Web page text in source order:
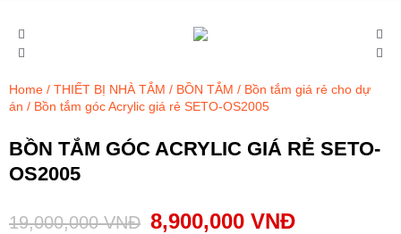
Home / THIẾT BỊ NHÀ TẮM / BỒN TẮM / Bồn tắm giá rẻ cho dự
án / Bồn tắm góc Acrylic giá rẻ SETO-OS2005
BỒN TẮM GÓC ACRYLIC GIÁ RẺ SETO-
OS2005
19,000,000VNĐ 8,900,000 VNĐ